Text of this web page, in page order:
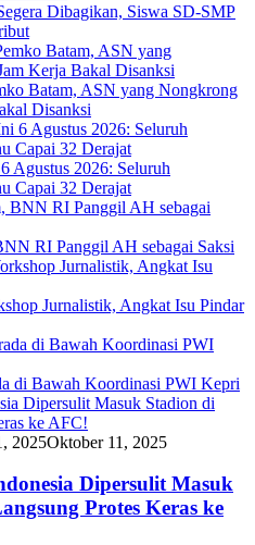
Dibagikan, Siswa SD-SMP
Batam, ASN yang Nongkrong
Disanksi
Agustus 2026: Seluruh
Capai 32 Derajat
RI Panggil AH sebagai Saksi
Jurnalistik, Angkat Isu Pindar
di Bawah Koordinasi PWI Kepri
2025Oktober 11, 2025
Dipersulit Masuk
Protes Keras ke